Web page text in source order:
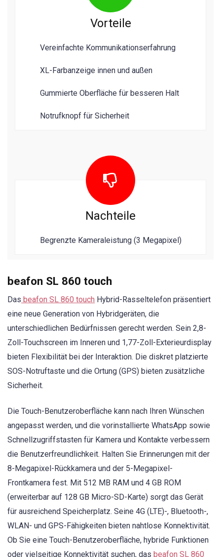
Vorteile
Vereinfachte Kommunikationserfahrung
XL-Farbanzeige innen und außen
Gummierte Oberfläche für besseren Halt
Notrufknopf für Sicherheit
Nachteile
Begrenzte Kameraleistung (3 Megapixel)
beafon SL 860 touch
Das beafon SL 860 touch Hybrid-Rasseltelefon präsentiert
eine neue Generation von Hybridgeräten, die
unterschiedlichen Bedürfnissen gerecht werden. Sein 2,8-
Zoll-Touchscreen im Inneren und 1,77-Zoll-Exterieurdisplay
bieten Flexibilität bei der Interaktion. Die diskret platzierte
SOS-Notruftaste und die Ortung (GPS) bieten zusätzliche
Sicherheit.
Die Touch-Benutzeroberfläche kann nach Ihren Wünschen
angepasst werden, und die vorinstallierte WhatsApp sowie
Schnellzugriffstasten für Kamera und Kontakte verbessern
die Benutzerfreundlichkeit. Halten Sie Erinnerungen mit der
8-Megapixel-Rückkamera und der 5-Megapixel-
Frontkamera fest. Mit 512 MB RAM und 4 GB ROM
(erweiterbar auf 128 GB Micro-SD-Karte) sorgt das Gerät
für ausreichend Speicherplatz. Seine 4G (LTE)-, Bluetooth-,
WLAN- und GPS-Fähigkeiten bieten nahtlose Konnektivität.
Ob Sie eine Touch-Benutzeroberfläche, hybride Funktionen
oder vielseitige Konnektivität suchen, das beafon SL 860